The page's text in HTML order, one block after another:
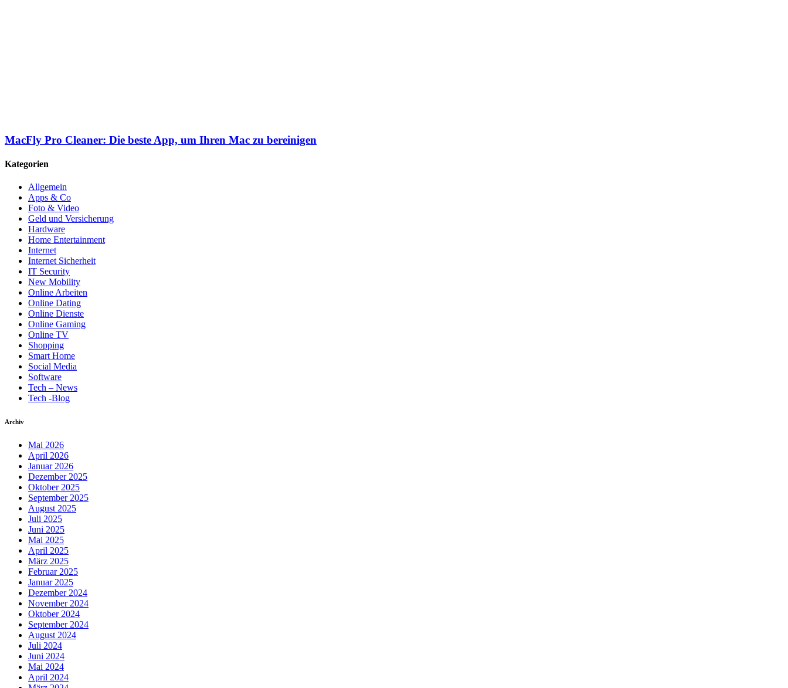
MacFly Pro Cleaner: Die beste App, um Ihren Mac zu bereinigen
Kategorien
Allgemein
Apps & Co
Foto & Video
Geld und Versicherung
Hardware
Home Entertainment
Internet
Internet Sicherheit
IT Security
New Mobility
Online Arbeiten
Online Dating
Online Dienste
Online Gaming
Online TV
Shopping
Smart Home
Social Media
Software
Tech – News
Tech -Blog
Archiv
Mai 2026
April 2026
Januar 2026
Dezember 2025
Oktober 2025
September 2025
August 2025
Juli 2025
Juni 2025
Mai 2025
April 2025
März 2025
Februar 2025
Januar 2025
Dezember 2024
November 2024
Oktober 2024
September 2024
August 2024
Juli 2024
Juni 2024
Mai 2024
April 2024